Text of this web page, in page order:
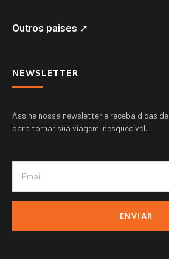
Outros paises ➚
NEWSLETTER
Assine nossa newsletter e receba dicas
para tornar sua viagem inesquecível.
ENVIAR